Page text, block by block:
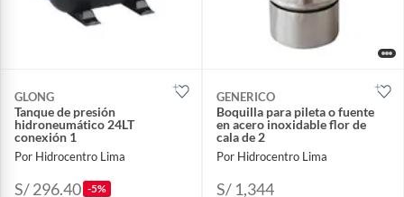
GLONG
Tanque de presión
hidroneumático 24LT
conexión 1
Por Hidrocentro Lima
S/ 296.40 -5%
GENERICO
Boquilla para pileta o fuente
en acero inoxidable flor de
cala de 2
Por Hidrocentro Lima
S/ 1,344